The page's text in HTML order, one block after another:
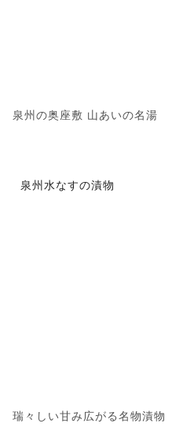
泉州の奥座敷 山あいの名湯
泉州水なすの漬物
瑞々しい甘み広がる名物漬物